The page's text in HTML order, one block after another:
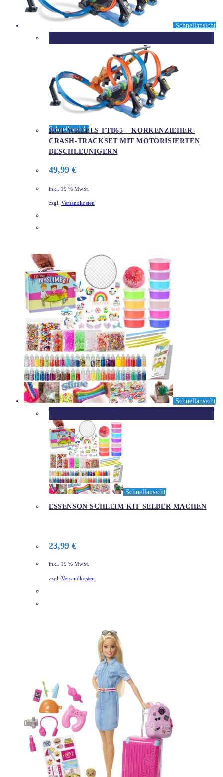
Schnellansicht
Schnellansicht
HOT WHEELS FTB65 – ​KORKENZIEHER-
CRASH-TRACKSET MIT MOTORISIERTEN
BESCHLEUNIGERN
49,99 €
inkl. 19 % MwSt.
zzgl. Versandkosten
Schnellansicht
Schnellansicht
ESSENSON SCHLEIM KIT SELBER MACHEN
23,99 €
inkl. 19 % MwSt.
zzgl. Versandkosten